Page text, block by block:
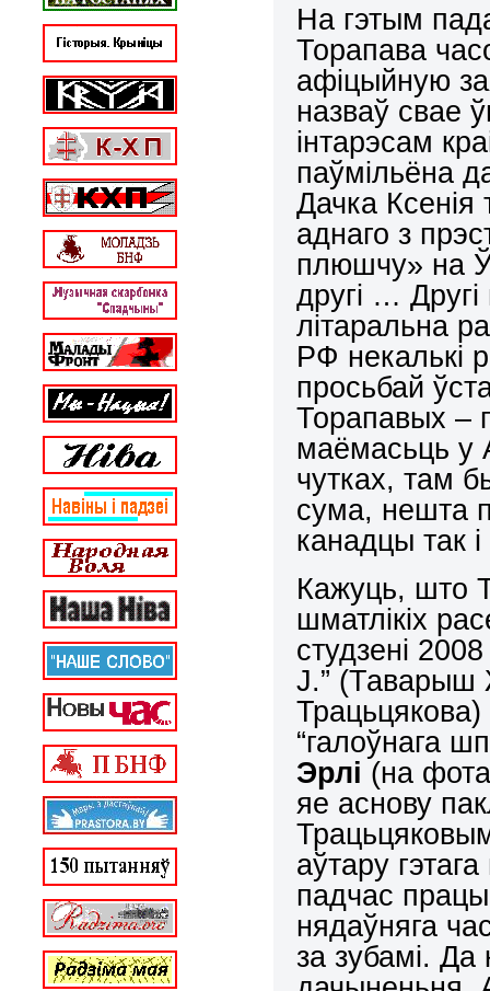
На гэтым
Торапава
афіцыйную
назваў свае
інтарэсам
паўмільёна
Дачка Ксенія
аднаго з
плюшчу» на
другі …
літаральна
РФ некалькі
просьбай
Торапавых –
маёмасьць у
чутках, там
сума, нешта
канадцы так
Кажуць, што
шматлікіх
студзені
J.” (Таварыш
“галоўнага
Эрлі (на
яе аснову
аўтару
падчас
нядаўняга
за зубамі. Да